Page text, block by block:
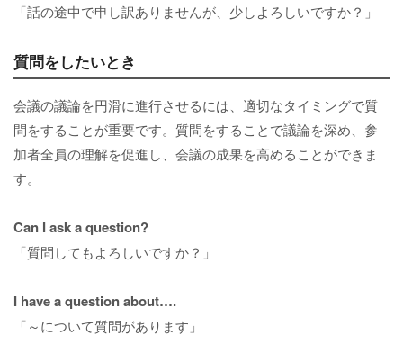
「話の途中で申し訳ありませんが、少しよろしいですか？」
質問をしたいとき
会議の議論を円滑に進行させるには、適切なタイミングで質
問をすることが重要です。質問をすることで議論を深め、参
加者全員の理解を促進し、会議の成果を高めることができま
す。
Can I ask a question?
「質問してもよろしいですか？」
I have a question about….
「～について質問があります」